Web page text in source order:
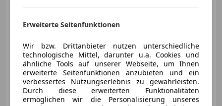
€ 22 490
Neu 01/2024 4 548 km
Elektro/Benzin
110 kW (150 PS)
Erweiterte Seitenfunktionen
Wir bzw. Drittanbieter nutzen unterschiedliche
technologische Mittel, darunter u.a. Cookies und
ähnliche Tools auf unserer Webseite, um Ihnen
erweiterte Seitenfunktionen anzubieten und ein
verbessertes Nutzungserlebnis zu gewährleisten.
Durch diese erweiterten Funktionalitäten
ermöglichen wir die Personalisierung unseres